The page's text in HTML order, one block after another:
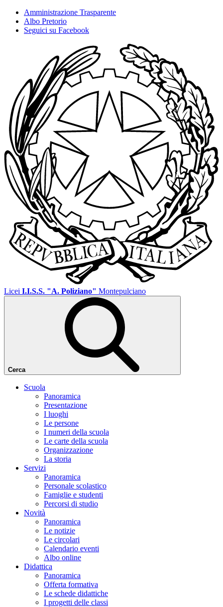
Amministrazione Trasparente
Albo Pretorio
Seguici su Facebook
Licei I.I.S.S. "A. Poliziano" Montepulciano
Cerca
Scuola
Panoramica
Presentazione
I luoghi
Le persone
I numeri della scuola
Le carte della scuola
Organizzazione
La storia
Servizi
Panoramica
Personale scolastico
Famiglie e studenti
Percorsi di studio
Novità
Panoramica
Le notizie
Le circolari
Calendario eventi
Albo online
Didattica
Panoramica
Offerta formativa
Le schede didattiche
I progetti delle classi